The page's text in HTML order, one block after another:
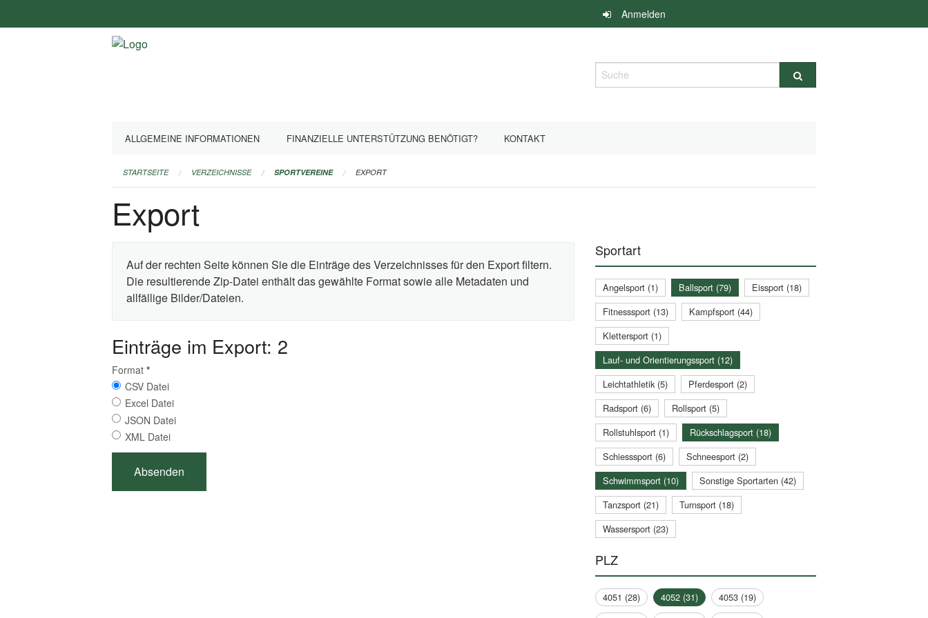
überspringen
Anmelden
Suche
ALLGEMEINE INFORMATIONEN FINANZIELLE UNTERSTÜTZUNG BENÖTIGT? KONTAKT
STARTSEITE VERZEICHNISSE SPORTVEREINE EXPORT
Export
Auf der rechten Seite können Sie die Einträge des Verzeichnisses für den Export filtern.
Die resultierende Zip-Datei enthält das gewählte Format sowie alle Metadaten und
allfällige Bilder/Dateien.
Einträge im Export: 2
Format *
CSV Datei
Excel Datei
JSON Datei
XML Datei
Sportart
Angelsport (1) Ballsport (79)
Eissport (18)
Fitnesssport (13)
Kampfsport (44)
Klettersport (1)
Lauf- und Orientierungssport (12)
Leichtathletik (5)
Pferdesport (2)
Radsport (6)
Rollsport (5)
Rollstuhlsport (1)
Rückschlagsport (18)
Schiesssport (6)
Schneesport (2)
Schwimmsport (10)
Sonstige Sportarten (42)
Tanzsport (21)
Turnsport (18)
Wassersport (23)
PLZ
4051 (28) 4052 (31)
4053 (19)